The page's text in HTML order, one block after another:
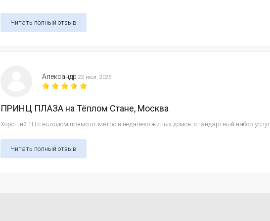
Читать полный отзыв
Александр22 июл, 2026
ПРИНЦ ПЛАЗА на Тёплом Стане, Москва
Хороший ТЦ с выходом прямо от метро и недалеко жилых домов, стандартный набор услуг
Читать полный отзыв